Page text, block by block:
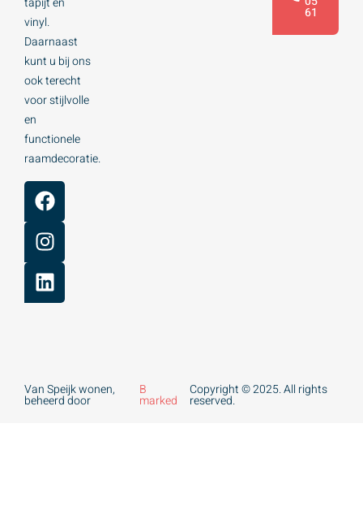
vinyl.
Daarnaast
kunt u bij ons
ook terecht
voor stijlvolle
en
functionele
raamdecoratie.
61
Van Speijk wonen,
beheerd door
B
marked
Copyright © 2025. All rights
reserved.